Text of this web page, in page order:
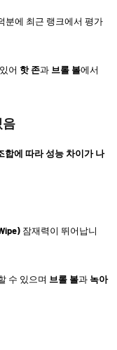
분에 최근 랭크에서 평가
어 핫 존과 브롤 볼에서
음
합에 따라 성능 차이가 나
잠재력이 뛰어납니
수 있으며 브롤 볼과 녹아